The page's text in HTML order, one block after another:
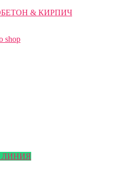
& КИРПИЧ
shop
ЛИНИЯ